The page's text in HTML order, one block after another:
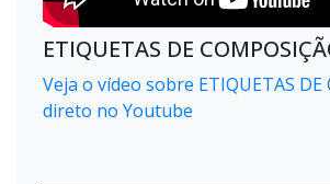
ETIQUETAS DE
Veja o vídeo sobre ETIQUETAS DE
direto no Youtube